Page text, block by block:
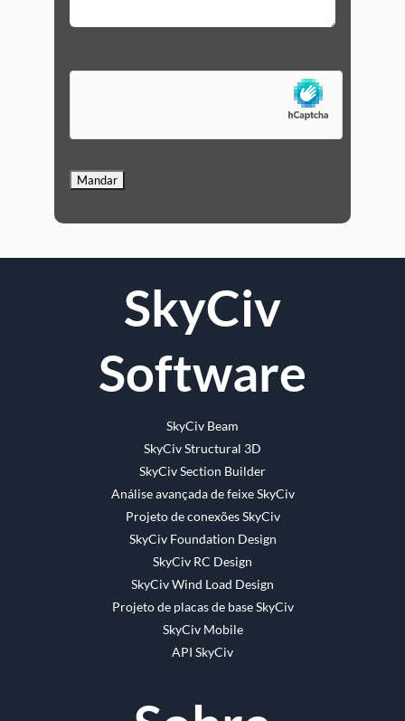
SkyCiv
Software
SkyCiv Beam
SkyCiv Structural 3D
SkyCiv Section Builder
Análise avançada de feixe SkyCiv
Projeto de conexões SkyCiv
SkyCiv Foundation Design
SkyCiv RC Design
SkyCiv Wind Load Design
Projeto de placas de base SkyCiv
SkyCiv Mobile
API SkyCiv